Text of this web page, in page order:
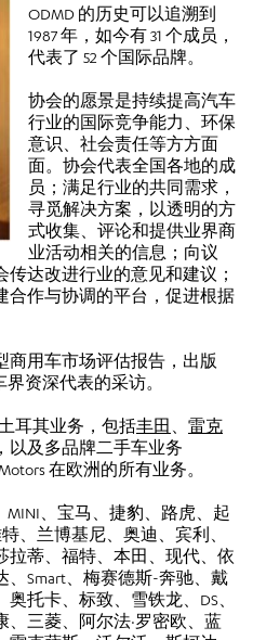
ODMD 的历史可以追溯到
1987 年，如今有 31 个成员，
代表了 52 个国际品牌。
协会的愿景是持续提高汽车
行业的国际竞争能力、环保
意识、社会责任等方方面
面。协会代表全国各地的成
员；满足行业的共同需求，
寻觅解决方案，以透明的方
式收集、评论和提供业界商
业活动相关的信息；向议
达改进行业的意见和建议；
合作与协调的平台，促进根据
商用车市场评估报告，出版
资深代表的采访。
耳其业务，包括丰田 、 雷克
以及多品牌二手车业务
在欧洲的所有业务。
MINI、宝马、捷豹、路虎、起
、兰博基尼、奥迪、宾利、
拉蒂、福特、本田、现代、依
Smart、梅赛德斯-奔驰、戴
托卡、标致、雪铁龙、DS、
三菱、阿尔法·罗密欧、蓝